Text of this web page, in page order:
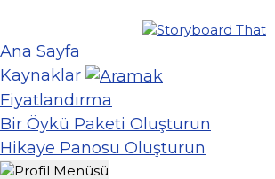
Ana Sayfa
Kaynaklar
Fiyatlandırma
Bir Öykü Paketi Oluşturun
Hikaye Panosu Oluşturun